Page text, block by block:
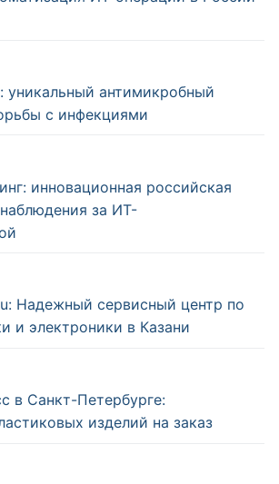
уникальный антимикробный
с инфекциями
инновационная российская
за ИТ-
Надежный сервисный центр по
и электроники в Казани
в Санкт-Петербурге:
изделий на заказ